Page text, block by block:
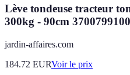
Lève tondeuse tracteur
300kg - 90cm
jardin-affaires.com
184.72 EURVoir le prix